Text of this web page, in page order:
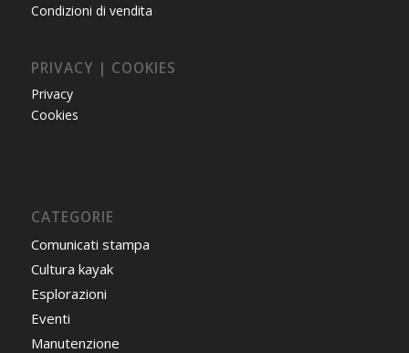
Condizioni di vendita
PRIVACY | COOKIES
Privacy
Cookies
CATEGORIE
Comunicati stampa
Cultura kayak
Esplorazioni
Eventi
Manutenzione